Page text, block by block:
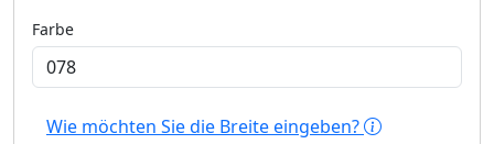
Farbe
Wie möchten Sie die Breite eingeben?